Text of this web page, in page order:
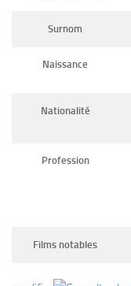
Surnom
Naissance
Nationalité
Profession
Films notables